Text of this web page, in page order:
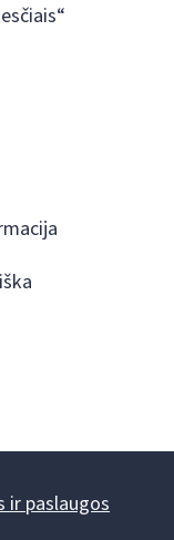
ir paslaugos